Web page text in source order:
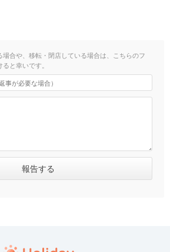
合や、移転・閉店している場合は、こちらのフ
と幸いです。